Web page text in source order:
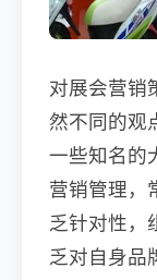
对展会营销
然不同的观
一些知名的
营销管理，
乏针对性，
乏对自身品